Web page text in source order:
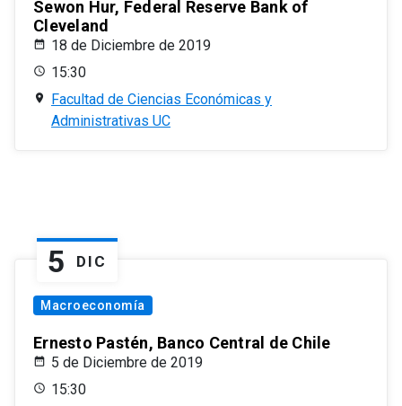
Sewon Hur, Federal Reserve Bank of
Cleveland
18 de Diciembre de 2019
15:30
Facultad de Ciencias Económicas y
Administrativas UC
5 DIC
Macroeconomía
Ernesto Pastén, Banco Central de Chile
5 de Diciembre de 2019
15:30